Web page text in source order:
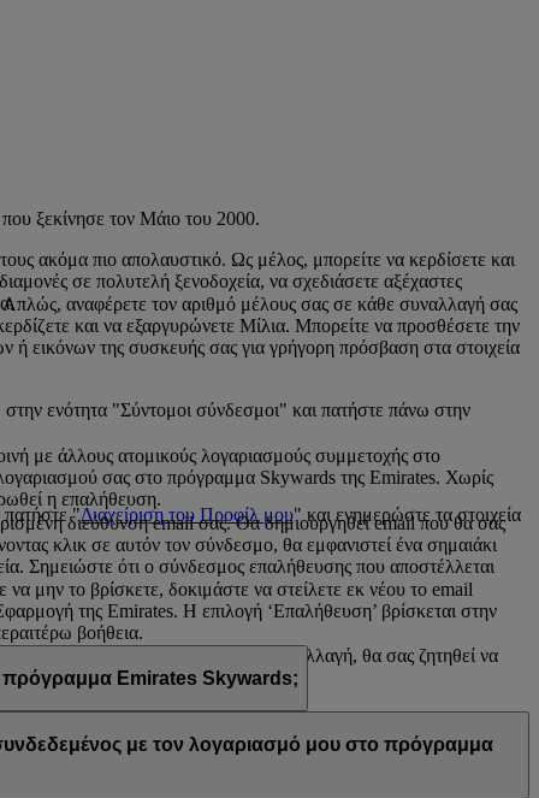
ξεκίνησε τον Μάιο του 2000.
ακόμα πιο απολαυστικό. Ως μέλος, μπορείτε να κερδίσετε και
σε πολυτελή ξενοδοχεία, να σχεδιάσετε αξέχαστες
αναφέρετε τον αριθμό μέλους σας σε κάθε συναλλαγή σας
και να εξαργυρώνετε Μίλια. Μπορείτε να προσθέσετε την
εικόνων της συσκευής σας για γρήγορη πρόσβαση στα στοιχεία
ενότητα "Σύντομοι σύνδεσμοι" και πατήστε πάνω στην
πατήστε "Διαχείριση του Προφίλ μου" και ενημερώστε τα στοιχεία
με άλλους ατομικούς λογαριασμούς συμμετοχής στο
σας στο πρόγραμμα Skywards της Emirates. Χωρίς
η επαλήθευση.
διεύθυνση email σας. Θα δημιουργηθεί email που θα σας
κλικ σε αυτόν τον σύνδεσμο, θα εμφανιστεί ένα σημαιάκι
Σημειώστε ότι ο σύνδεσμος επαλήθευσης που αποστέλλεται
μην το βρίσκετε, δοκιμάστε να στείλετε εκ νέου το email
της Emirates. Η επιλογή ‘Επαλήθευση’ βρίσκεται στην
βοήθεια.
email σας. Μόλις κάνετε αυτή την αλλαγή, θα σας ζητηθεί να
πρόγραμμα Emirates Skywards;
στην επαλήθευση.Επικοινωνήστε μαζί μαςγια
με τον λογαριασμό μου στο πρόγραμμα